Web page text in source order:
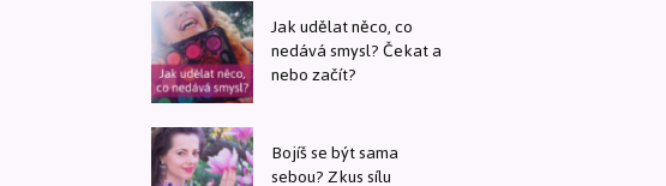
Jak udělat něco, co
nedává smysl? Čekat a
nebo začít?
Bojíš se být sama
sebou? Zkus sílu